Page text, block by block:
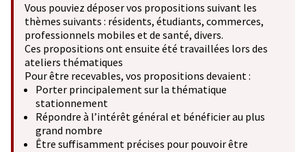
Vous pouviez déposer vos propositions suivant les
thèmes suivants : résidents, étudiants, commerces,
professionnels mobiles et de santé, divers.
Ces propositions ont ensuite été travaillées lors des
ateliers thématiques
Pour être recevables, vos propositions devaient :
Porter principalement sur la thématique
stationnement
Répondre à l’intérêt général et bénéficier au plus
grand nombre
Être suffisamment précises pour pouvoir être